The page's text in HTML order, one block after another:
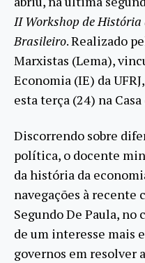
II Workshop de História
Brasileiro. Realizado
Marxistas (Lema),
Economia (IE) da
esta terça (24) na Casa
Discorrendo sobre
política, o docente
da história da
navegações à recente
Segundo De Paula, no
de um interesse mais
governos em resolver